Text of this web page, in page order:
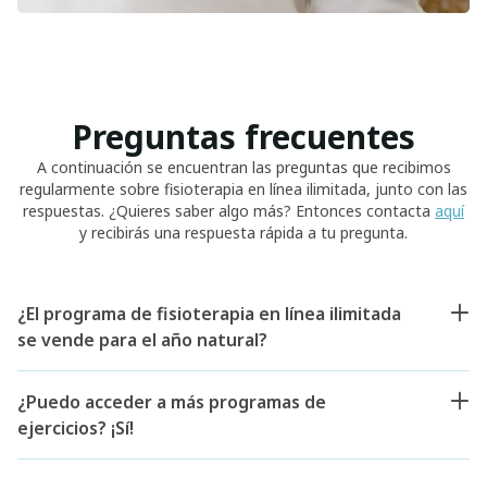
Preguntas frecuentes
A continuación se encuentran las preguntas que recibimos
regularmente sobre fisioterapia en línea ilimitada, junto con las
respuestas. ¿Quieres saber algo más? Entonces contacta aquí
y recibirás una respuesta rápida a tu pregunta.
¿El programa de fisioterapia en línea ilimitada
se vende para el año natural?
¿Puedo acceder a más programas de
ejercicios? ¡Sí!